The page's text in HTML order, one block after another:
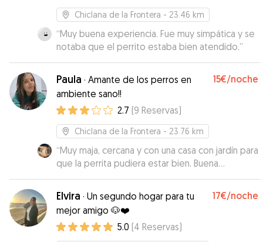
Chiclana de la Frontera - 23.46 km
“Muy buena experiencia. Fue muy simpática y se
notaba que el perrito estaba bien atendido.”
Paula · Amante de los perros en
ambiente sano!!
15€/noche
2.7 (9 Reservas)
Chiclana de la Frontera - 23.76 km
“Muy maja, cercana y con una casa con jardín para
que la perrita pudiera estar bien. Buena
comunicación en todo momento. Te manda
fotos y vídeos para poderla ver y la verdad que
todo genial.”
Elvira · Un segundo hogar para tu
mejor amigo 🐶❤️
17€/noche
5.0 (4 Reservas)